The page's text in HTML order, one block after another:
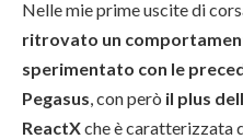
Nelle mie prime uscite di
ritrovato un
sperimentato con le
Pegasus , con però il plus
ReactXche è caratterizzata